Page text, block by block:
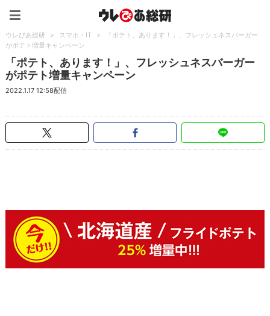
ウレぴあ総研 > スマホ・IT >
「ポテト、あります！」、フレッシュネスバーガー
がポテト増量キャンペーン
「ポテト、あります！」、フレッシュネスバーガー
がポテト増量キャンペーン
2022.1.17 12:58配信